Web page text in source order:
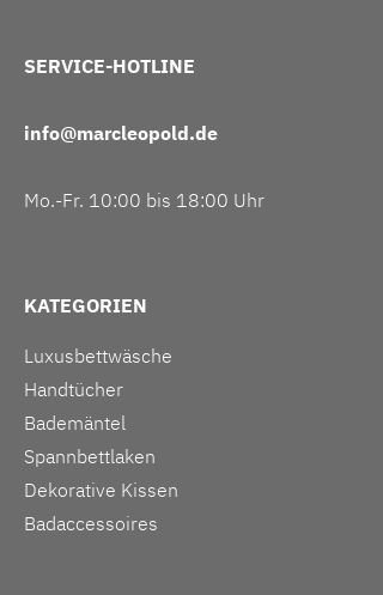
SERVICE-HOTLINE
info@marcleopold.de
Mo.-Fr. 10:00 bis 18:00 Uhr
KATEGORIEN
Luxusbettwäsche
Handtücher
Bademäntel
Spannbettlaken
Dekorative Kissen
Badaccessoires